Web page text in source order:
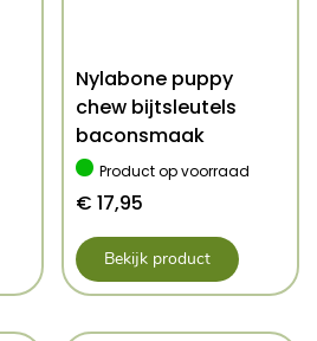
Nylabone puppy
chew bijtsleutels
baconsmaak
Product op voorraad
€ 17,95
Bekijk product